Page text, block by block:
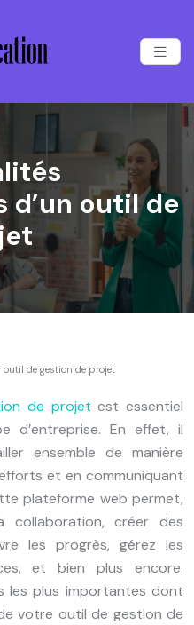
d’un outil de
de gestion de projet
de projet est essentiel
d’entreprise. En effet, il
ensemble de manière
et en communiquant
plateforme web permet,
créer des
les progrès, gérez les
et bien plus encore.
les plus importantes dont
votre outil de gestion de